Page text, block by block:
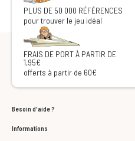
PLUS DE 50 000 RÉFÉRENCES
pour trouver le jeu idéal
FRAIS DE PORT À PARTIR DE
1,95€
offerts à partir de 60€
Besoin d'aide ?
Informations